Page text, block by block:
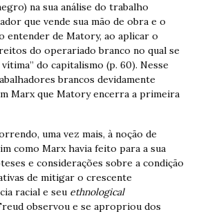
na sua análise do trabalho
que vende sua mão de obra e o
de Matory, ao aplicar o
do operariado branco no qual se
do capitalismo (p. 60). Nesse
brancos devidamente
Marx que Matory encerra a primeira
uma vez mais, à noção de
como Marx havia feito para a sua
e considerações sobre a condição
de mitigar o crescente
racial e seu ethnological
observou e se apropriou dos